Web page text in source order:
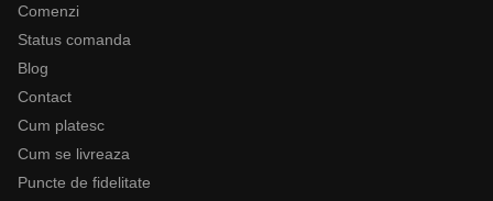
Comenzi
Status comanda
Blog
Contact
Cum platesc
Cum se livreaza
Puncte de fidelitate